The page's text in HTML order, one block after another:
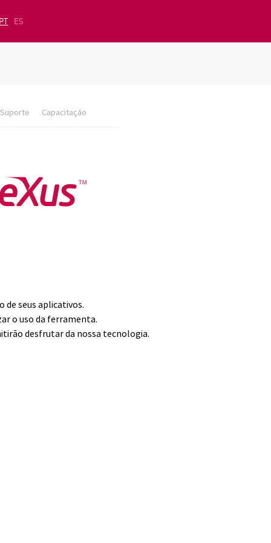
ES
Suporte Capacitação
de seus aplicativos.
o uso da ferramenta.
desfrutar da nossa tecnologia.